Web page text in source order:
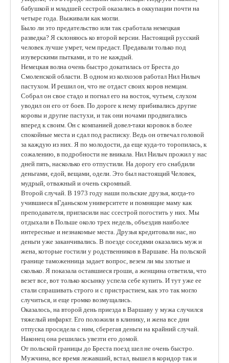
бабушкой и младшей сестрой оказались в оккупации почти на
четыре года. Выживали как могли.
Было ли это предательство или так сработала немецкая
разведка? Я склоняюсь ко второй версии. Настоящий русский
человек лучше умрет, чем предаст. Предавали только под
изуверскими пытками, и то не каждый.
Немецкая волна очень быстро докатилась от Бреста до
Смоленской области. В одном из колхозов работал Нил Нилыч
пастухом. И решил он, что не отдаст своих коров немцам.
Собрал он свое стадо и погнал его на восток, чутьем, слухом
уводил он его от боев. По дороге к нему прибивались другие
коровы и другие пастухи, и так они ночами продвигались
вперед к своим. Он с компанией довел-таки коровок в более
спокойные места и сдал под расписку. Ведь он отвечал головой
за каждую из них. Я по молодости, да еще куда-то торопилась, к
сожалению, в подробности не вникала. Нил Нилыч прожил у нас
дней пять, насколько его отпустили. На дорогу его снабдили
деньгами, едой, вещами, одели. Это был настоящий Человек,
мудрый, отважный и очень скромный.
Второй случай. В 1973 году наши польские друзья, когда-то
учившиеся вГданьском университете и помнящие маму как
преподавателя, пригласили нас ссестрой погостить у них. Мы
отдыхали в Польше около трех недель, объездив наиболее
интересные и незнакомые места. Друзья кредитовали нас, но
деньги уже заканчивались. В поезде соседями оказались муж и
жена, которые гостили у родственников в Варшаве. На польской
границе таможенница задает вопрос, везем ли мы злотые и
сколько. Я показала оставшиеся гроши, а женщина ответила, что
везет все, вот только косынку успела себе купить. И тут уже ее
стали спрашивать строго и с пристрастием, как это так могло
случиться, и еще громко возмущались.
Оказалось, на второй день приезда в Варшаву у мужа случился
тяжелый инфаркт. Его положили в клинику, и жена все дни
отпуска просидела с ним, сберегая деньги на крайний случай.
Наконец она решилась увезти его домой.
От польской границы до Бреста поезд шел не очень быстро.
Мужчина, все время лежавший, встал, вышел в коридор так и